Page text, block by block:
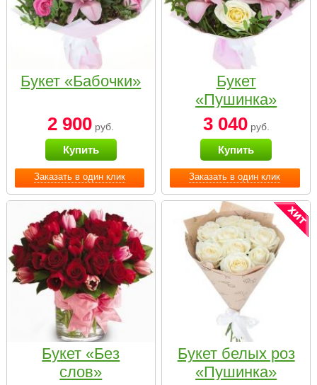
Заказать в один клик
Букет «Бабочки»
2 900 руб.
Купить
Заказать в один клик
Букет
«Пушинка»
3 040руб.
Купить
Букет «Без
слов»
Букет белых роз
«Пушинка»